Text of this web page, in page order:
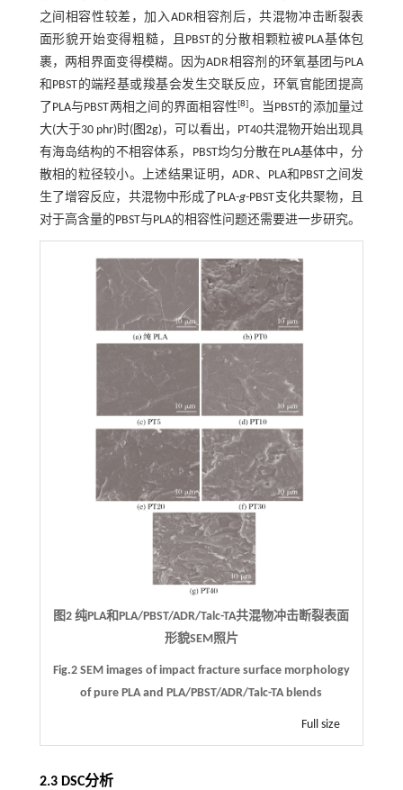
之间相容性较差，加入ADR相容剂后，共混物冲击断裂表
面形貌开始变得粗糙，且PBST的分散相颗粒被PLA基体包
裹，两相界面变得模糊。因为ADR相容剂的环氧基团与PLA
和PBST的端羟基或羧基会发生交联反应，环氧官能团提高
了PLA与PBST两相之间的界面相容性[8]。当PBST的添加量过
大(大于30 phr)时( 图2g)，可以看出，PT40共混物开始出现具
有海岛结构的不相容体系，PBST均匀分散在PLA基体中，分
散相的粒径较小。上述结果证明，ADR、PLA和PBST之间发
生了增容反应，共混物中形成了PLA-g-PBST支化共聚物，且
对于高含量的PBST与PLA的相容性问题还需要进一步研究。
图2 纯PLA和PLA/PBST/ADR/Talc-TA共混物冲击断裂表面
形貌SEM照片
Fig.2 SEM images of impact fracture surface morphology
of pure PLA and PLA/PBST/ADR/Talc-TA blends
Full size
2.3 DSC分析